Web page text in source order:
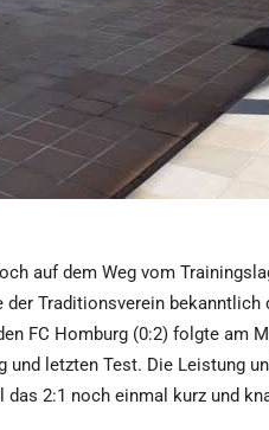
auf dem Weg vom
Traditionsverein bekanntlich
FC Homburg (0:2) folgte am
und letzten Test. Die Leistung
das 2:1 noch einmal kurz und